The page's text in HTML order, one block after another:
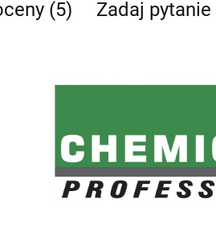
(5) Zadaj pytanie